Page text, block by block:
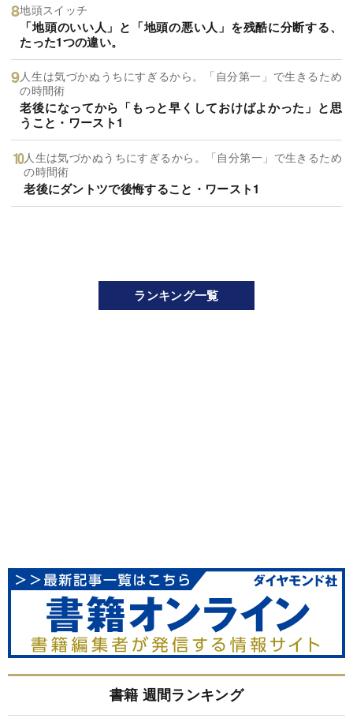
地頭スイッチ
「地頭のいい人」と「地頭の悪い人」を残酷に分断する、
たった1つの違い。
人生は気づかぬうちにすぎるから。「自分第一」で生きるため
の時間術
老後になってから「もっと早くしておけばよかった」と思
うこと・ワースト1
人生は気づかぬうちにすぎるから。「自分第一」で生きるため
の時間術
老後にダントツで後悔すること・ワースト1
ランキング一覧
書籍 週間ランキング